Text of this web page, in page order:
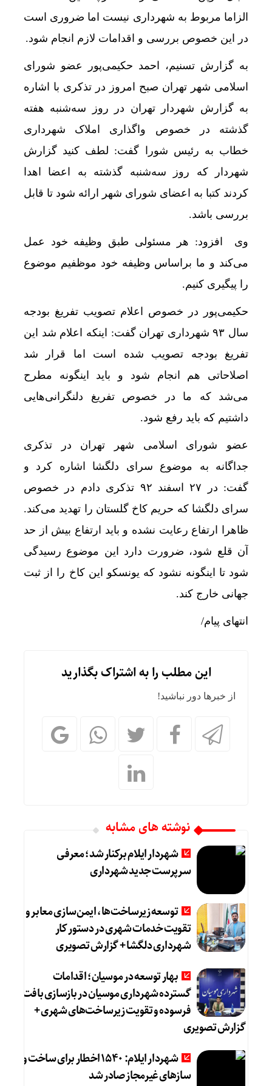
الزاما مربوط به شهرداری نیست اما ضروری است
در این خصوص بررسی و اقدامات لازم انجام شود.
به گزارش تسنیم، احمد حکیمی‌پور عضو شورای
اسلامی شهر تهران صبح امروز در تذکری با اشاره
به گزارش شهردار تهران در روز سه‌شنبه هفته
گذشته در خصوص واگذاری املاک شهرداری
خطاب به رئیس شورا گفت: لطف کنید گزارش
شهردار که روز سه‌شنبه گذشته به اعضا اهدا
کردند کتبا به اعضای شورای شهر ارائه شود تا قابل
بررسی باشد.
وی افزود: هر مسئولی طبق وظیفه خود عمل
می‌کند و ما براساس وظیفه خود موظفیم موضوع
را پیگیری کنیم.
حکیمی‌پور در خصوص اعلام تصویب تفریغ بودجه
سال ۹۳ شهرداری تهران گفت: اینکه اعلام شد این
تفریغ بودجه تصویب شده است اما قرار شد
اصلاحاتی هم انجام شود و باید اینگونه مطرح
می‌شد که ما در خصوص تفریغ دلنگرانی‌هایی
داشتیم که باید رفع شود.
عضو شورای اسلامی شهر تهران در تذکری
جداگانه به موضوع سرای دلگشا اشاره کرد و
گفت: در ۲۷ اسفند ۹۲ تذکری دادم در خصوص
سرای دلگشا که حریم کاخ گلستان را تهدید می‌کند.
ظاهرا ارتفاع رعایت نشده و باید ارتفاع بیش از حد
آن قلع شود، ضرورت دارد این موضوع رسیدگی
شود تا اینگونه نشود که یونسکو این کاخ را از ثبت
جهانی خارج کند.
انتهای پیام/
این مطلب را به اشتراک بگذارید
از خبرها دور نباشید!
نوشته های مشابه
شهردار ایلام برکنار شد؛ معرفی
سرپرست جدید شهرداری
توسعه زیرساخت‌ها، ایمن‌سازی معابر و
تقویت خدمات شهری در دستور کار
شهرداری دلگشا + گزارش تصویری
بهار توسعه در موسیان؛ اقدامات
گسترده شهرداری موسیان در بازسازی بافت
فرسوده و تقویت زیرساخت‌های شهری +
گزارش تصویری
شهردار ایلام: ۱۵۴۰ اخطار برای ساخت و
سازهای غیرمجاز صادر شد